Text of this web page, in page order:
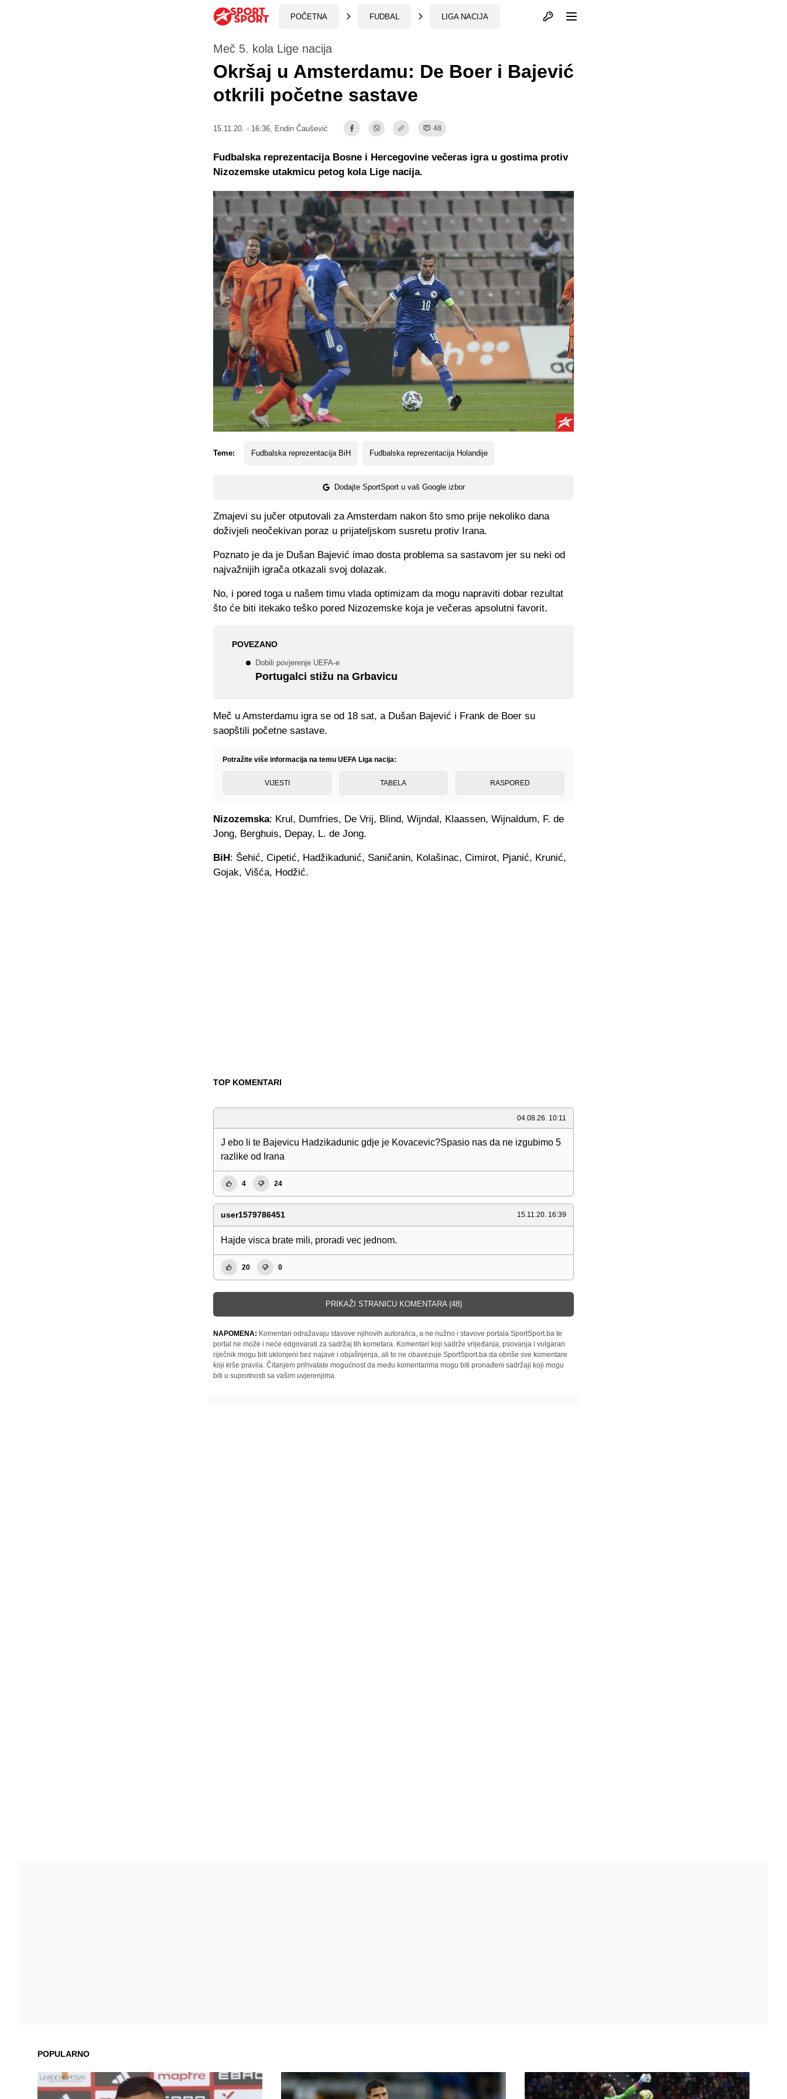
POČETNA FUDBAL LIGA NACIJA Otvori profil
Meč 5. kola Lige nacija
Okršaj u Amsterdamu: De Boer i Bajević
otkrili početne sastave
15.11.20. - 16:36, Endin Čaušević 48
Teme: Fudbalska reprezentacija BiH Fudbalska reprezentacija Holandije
Dodajte SportSport u vaš Google izbor
Fudbalska reprezentacija Bosne i Hercegovine večeras igra u gostima protiv
Nizozemske utakmicu petog kola Lige nacija.
Zmajevi su jučer otputovali za Amsterdam nakon što smo prije nekoliko dana
doživjeli neočekivan poraz u prijateljskom susretu protiv Irana.
Poznato je da je Dušan Bajević imao dosta problema sa sastavom jer su neki od
najvažnijih igrača otkazali svoj dolazak.
No, i pored toga u našem timu vlada optimizam da mogu napraviti dobar rezultat
što će biti itekako teško pored Nizozemske koja je večeras apsolutni favorit.
POVEZANO
Dobili povjerenje UEFA-e
Portugalci stižu na Grbavicu
Meč u Amsterdamu igra se od 18 sat, a Dušan Bajević i Frank de Boer su
saopštili početne sastave.
Potražite više informacija na temu UEFA Liga nacija:
VIJESTI TABELA RASPORED
Nizozemska: Krul, Dumfries, De Vrij, Blind, Wijndal, Klaassen, Wijnaldum, F. de
Jong, Berghuis, Depay, L. de Jong.
BiH: Šehić, Cipetić, Hadžikadunić, Saničanin, Kolašinac, Cimirot, Pjanić, Krunić,
Gojak, Višća, Hodžić.
TOP KOMENTARI
04.08.26. 10:11
J ebo li te Bajevicu Hadzikadunic gdje je Kovacevic?Spasio nas da ne izgubimo 5
razlike od Irana
4 24
user1579786451 15.11.20. 16:39
Hajde visca brate mili, proradi vec jednom.
20 0
PRIKAŽI STRANICU KOMENTARA (48)
NAPOMENA: Komentari odražavaju stavove njihovih autora/ica, a ne nužno i stavove portala SportSport.ba te
portal ne može i neće odgovarati za sadržaj tih kometara. Komentari koji sadrže vrijeđanja, psovanja i vulgaran
riječnik mogu biti uklonjeni bez najave i objašnjenja, ali to ne obavezuje SportSport.ba da obriše sve komentare
koji krše pravila. Čitanjem prihvatate mogućnost da među komentarima mogu biti pronađeni sadržaji koji mogu
biti u suprotnosti sa vašim uvjerenjima.
POPULARNO